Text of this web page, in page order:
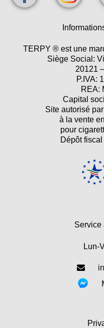
TERPY ® est une
Siège Social:
20121
P.IVA:
REA:
Capital
Site autorisé
à la vente
pour
Dépôt
Service
Lun-